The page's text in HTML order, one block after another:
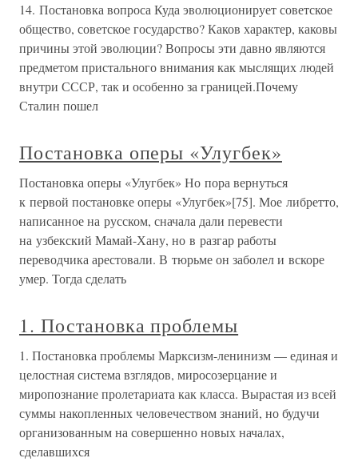
14. Постановка вопроса Куда эволюционирует советское
общество, советское государство? Каков характер, каковы
причины этой эволюции? Вопросы эти давно являются
предметом пристального внимания как мыслящих людей
внутри СССР, так и особенно за границей.Почему
Сталин пошел
Постановка оперы «Улугбек»
Постановка оперы «Улугбек» Но пора вернуться
к первой постановке оперы «Улугбек»[75]. Мое либретто,
написанное на русском, сначала дали перевести
на узбекский Мамай-Хану, но в разгар работы
переводчика арестовали. В тюрьме он заболел и вскоре
умер. Тогда сделать
1. Постановка проблемы
1. Постановка проблемы Марксизм-ленинизм — единая и
целостная система взглядов, миросозерцание и
миропознание пролетариата как класса. Вырастая из всей
суммы накопленных человечеством знаний, но будучи
организованным на совершенно новых началах,
сделавшихся